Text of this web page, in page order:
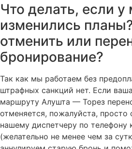
Что делать, если у
изменились
отменить или
бронирование?
Так как мы работаем без
штрафных санкций нет. Если
маршруту Алушта — Торез
отменяется, пожалуйста,
нашему диспетчеру по
(желательно не менее чем за